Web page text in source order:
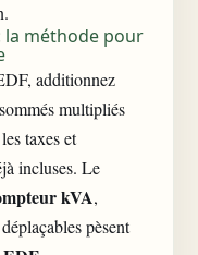
la méthode pour
additionnez
multipliés
taxes et
incluses. Le
kVA,
pèsent